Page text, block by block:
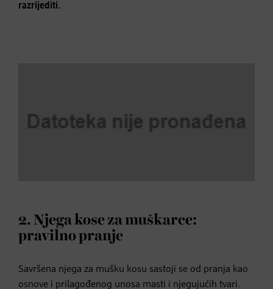
razrijediti.
2. Njega kose za muškarce:
pravilno pranje
Savršena njega za mušku kosu sastoji se od pranja kao
osnove i prilagođenog unosa masti i njegujućih tvari.